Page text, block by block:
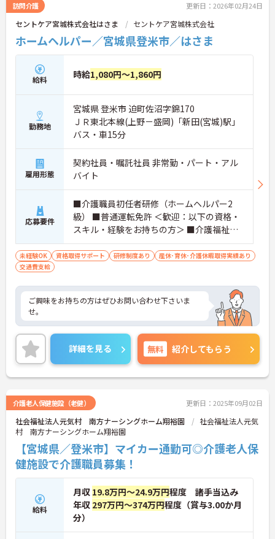
訪問介護 更新日：2026年02月24日
セントケア宮城株式会社はさま セントケア宮城株式会社
ホームヘルパー／宮城県登米市／はさま
給料 時給1,080円～1,860円
勤務地
宮城県 登米市 迫町佐沼字錦170
ＪＲ東北本線(上野－盛岡)「新田(宮城)駅」
バス・車15分
雇用形態
契約社員・嘱託社員 非常勤・パート・アル
バイト
応募要件
■介護職員初任者研修（ホームヘルパー2
級） ■普通運転免許 ＜歓迎：以下の資格・
スキル・経験をお持ちの方＞ ■介護福祉士
■介護職員実務者研修（ホームヘルパー1
級・介護職員基礎研修）
未経験OK 資格取得サポート 研修制度あり
産休･育休･介護休暇取得実績あり
交通費支給
ご興味をお持ちの方はぜひお問い合わせ下さいま
せ。
詳細を見る 無料 紹介してもらう
介護老人保健施設（老健） 更新日：2025年09月02日
社会福祉法人元気村 南方ナーシングホーム翔裕園
社会福祉法人元気
村 南方ナーシングホーム翔裕園
【宮城県／登米市】マイカー通勤可◎介護老人保
健施設で介護職員募集！
給料
月収 19.8万円～24.9万円程度 諸手当込み
年収 297万円～374万円程度（賞与3.00か月
分）